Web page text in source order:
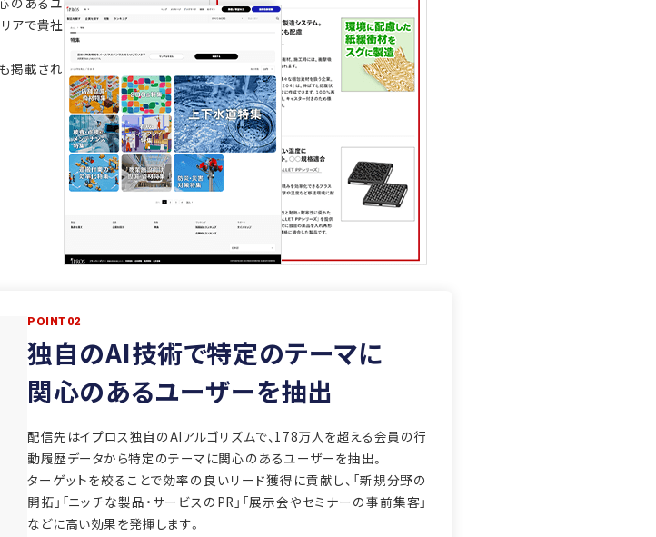
アで貴社
掲載され
POINT02
独自のAI技術で特定のテーマに
関心のあるユーザーを抽出
配信先はイプロス独自のAIアルゴリズムで、178万人を超える会員の行
動履歴データから特定のテーマに関心のあるユーザーを抽出。
ターゲットを絞ることで効率の良いリード獲得に貢献し、「新規分野の
開拓」「ニッチな製品・サービスのPR」「展示会やセミナーの事前集客」
などに高い効果を発揮します。